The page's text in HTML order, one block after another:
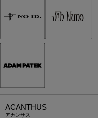
ACANTHUS
アカンサス